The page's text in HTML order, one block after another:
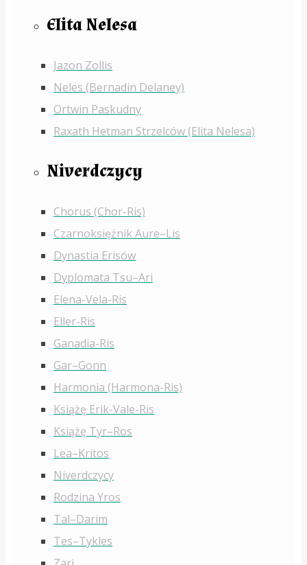
Elita Nelesa
Jazon Zollis
Neles (Bernadin Delaney)
Ortwin Paskudny
Raxath Hetman Strzelców (Elita Nelesa)
Niverdczycy
Chorus (Chor-Ris)
Czarnoksiężnik Aure–Lis
Dynastia Erisów
Dyplomata Tsu–Ari
Elena-Vela-Ris
Eller-Ris
Ganadia-Ris
Gar–Gonn
Harmonia (Harmona-Ris)
Książę Erik-Vale-Ris
Książę Tyr–Ros
Lea–Kritos
Niverdczycy
Rodzina Yros
Tal–Darim
Tes–Tykles